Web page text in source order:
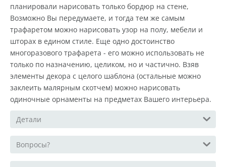
планировали нарисовать только бордюр на стене,
Возможно Вы передумаете, и тогда тем же самым
трафаретом можно нарисовать узор на полу, мебели и
шторах в едином стиле. Еще одно достоинство
многоразового трафарета - его можно использовать не
только по назначению, целиком, но и частично. Взяв
элементы декора с целого шаблона (остальные можно
заклеить малярным скотчем) можно нарисовать
одиночные орнаменты на предметах Вашего интерьера.
Детали
Вопросы?